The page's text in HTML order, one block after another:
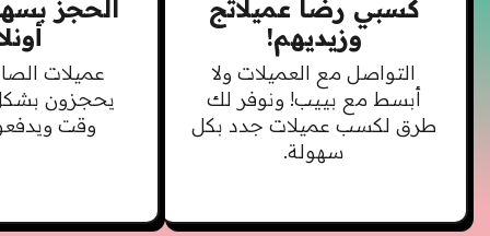
كسبي رضا عميلاتج
وزيديهم!
التواصل مع العميلات ولا
أبسط مع بييب! ونوفر لك
طرق لكسب عميلات جدد بكل
سهولة.
الحجز
عميلات
يحجزون
وقت